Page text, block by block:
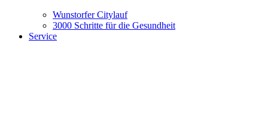
Wunstorfer Citylauf
3000 Schritte für die Gesundheit
Service